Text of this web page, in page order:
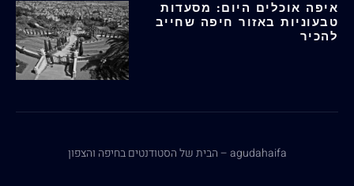
איפה אוכלים היום: מסעדות
טבעוניות באזור חיפה שחייב
להכיר
agudahaifa – הבית של הסטודנטים בחיפה והצפון